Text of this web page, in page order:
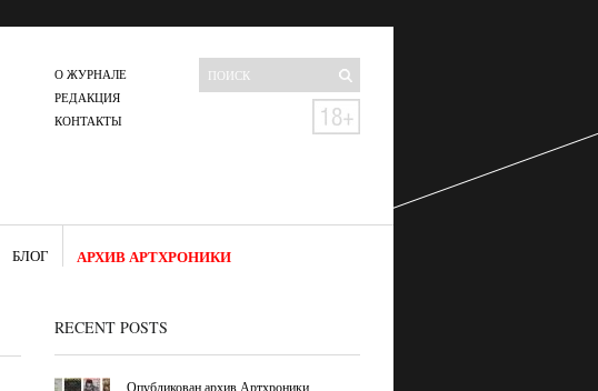
О ЖУРНАЛЕ
РЕДАКЦИЯ
КОНТАКТЫ
БЛОГ АРХИВ АРТХРОНИКИ
RECENT POSTS
Опубликован архив Артхроники